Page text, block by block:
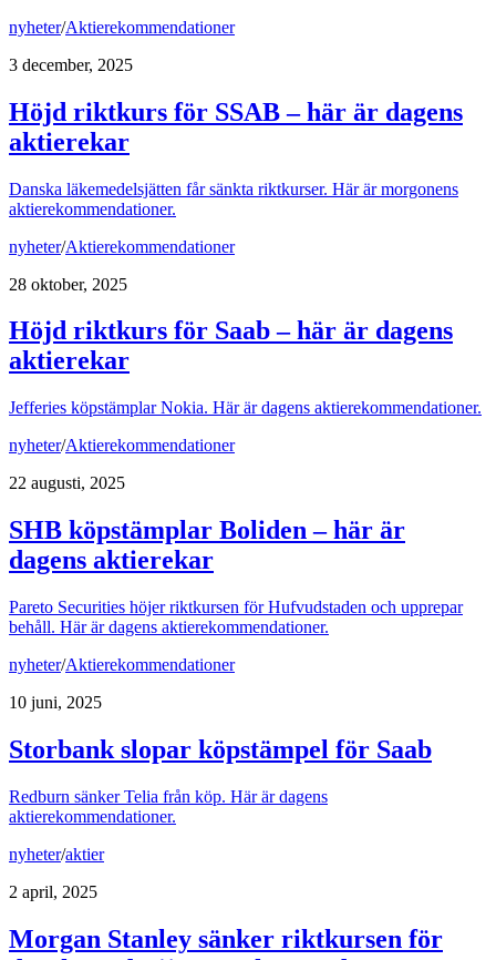
nyheter/Aktierekommendationer
3 december, 2025
Höjd riktkurs för SSAB – här är dagens
aktierekar
Danska läkemedelsjätten får sänkta riktkurser. Här är morgonens
aktierekommendationer.
nyheter/Aktierekommendationer
28 oktober, 2025
Höjd riktkurs för Saab – här är dagens
aktierekar
Jefferies köpstämplar Nokia. Här är dagens aktierekommendationer.
nyheter/Aktierekommendationer
22 augusti, 2025
SHB köpstämplar Boliden – här är
dagens aktierekar
Pareto Securities höjer riktkursen för Hufvudstaden och upprepar
behåll. Här är dagens aktierekommendationer.
nyheter/Aktierekommendationer
10 juni, 2025
Storbank slopar köpstämpel för Saab
Redburn sänker Telia från köp. Här är dagens
aktierekommendationer.
nyheter/aktier
2 april, 2025
Morgan Stanley sänker riktkursen för